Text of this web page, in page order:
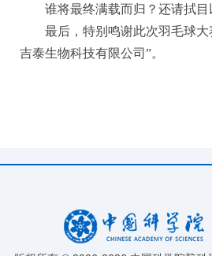
谁将最终满载而归？还请拭目
最后，特别鸣谢此次羽毛球大
吉泰生物科技有限公司”。